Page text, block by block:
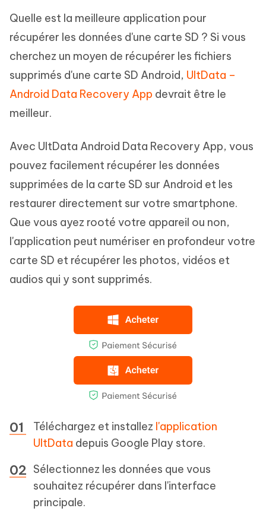
Quelle est la meilleure application pour
récupérer les données d'une carte SD ? Si vous
cherchez un moyen de récupérer les fichiers
supprimés d'une carte SD Android, UltData –
Android Data Recovery App devrait être le
meilleur.
Avec UltData Android Data Recovery App, vous
pouvez facilement récupérer les données
supprimées de la carte SD sur Android et les
restaurer directement sur votre smartphone.
Que vous ayez rooté votre appareil ou non,
l'application peut numériser en profondeur votre
carte SD et récupérer les photos, vidéos et
audios qui y sont supprimés.
Téléchargez et installez l'application
UltData depuis Google Play store.
Sélectionnez les données que vous
souhaitez récupérer dans l'interface
principale.